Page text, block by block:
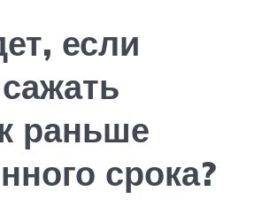
если
раньше
срока?